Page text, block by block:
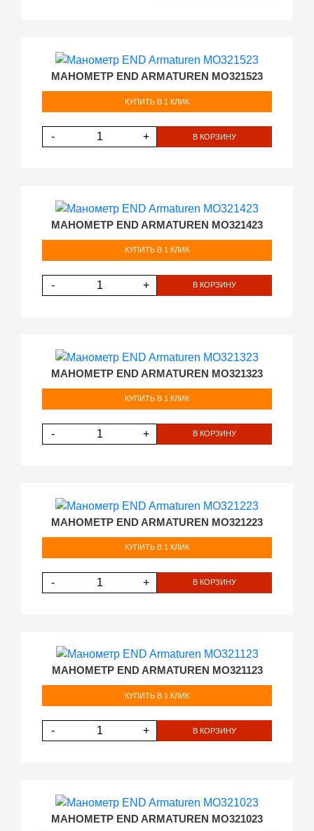
МАНОМЕТР END ARMATUREN MO321523
КУПИТЬ В 1 КЛИК
- + В КОРЗИНУ
МАНОМЕТР END ARMATUREN MO321423
КУПИТЬ В 1 КЛИК
- + В КОРЗИНУ
МАНОМЕТР END ARMATUREN MO321323
КУПИТЬ В 1 КЛИК
- + В КОРЗИНУ
МАНОМЕТР END ARMATUREN MO321223
КУПИТЬ В 1 КЛИК
- + В КОРЗИНУ
МАНОМЕТР END ARMATUREN MO321123
КУПИТЬ В 1 КЛИК
- + В КОРЗИНУ
МАНОМЕТР END ARMATUREN MO321023